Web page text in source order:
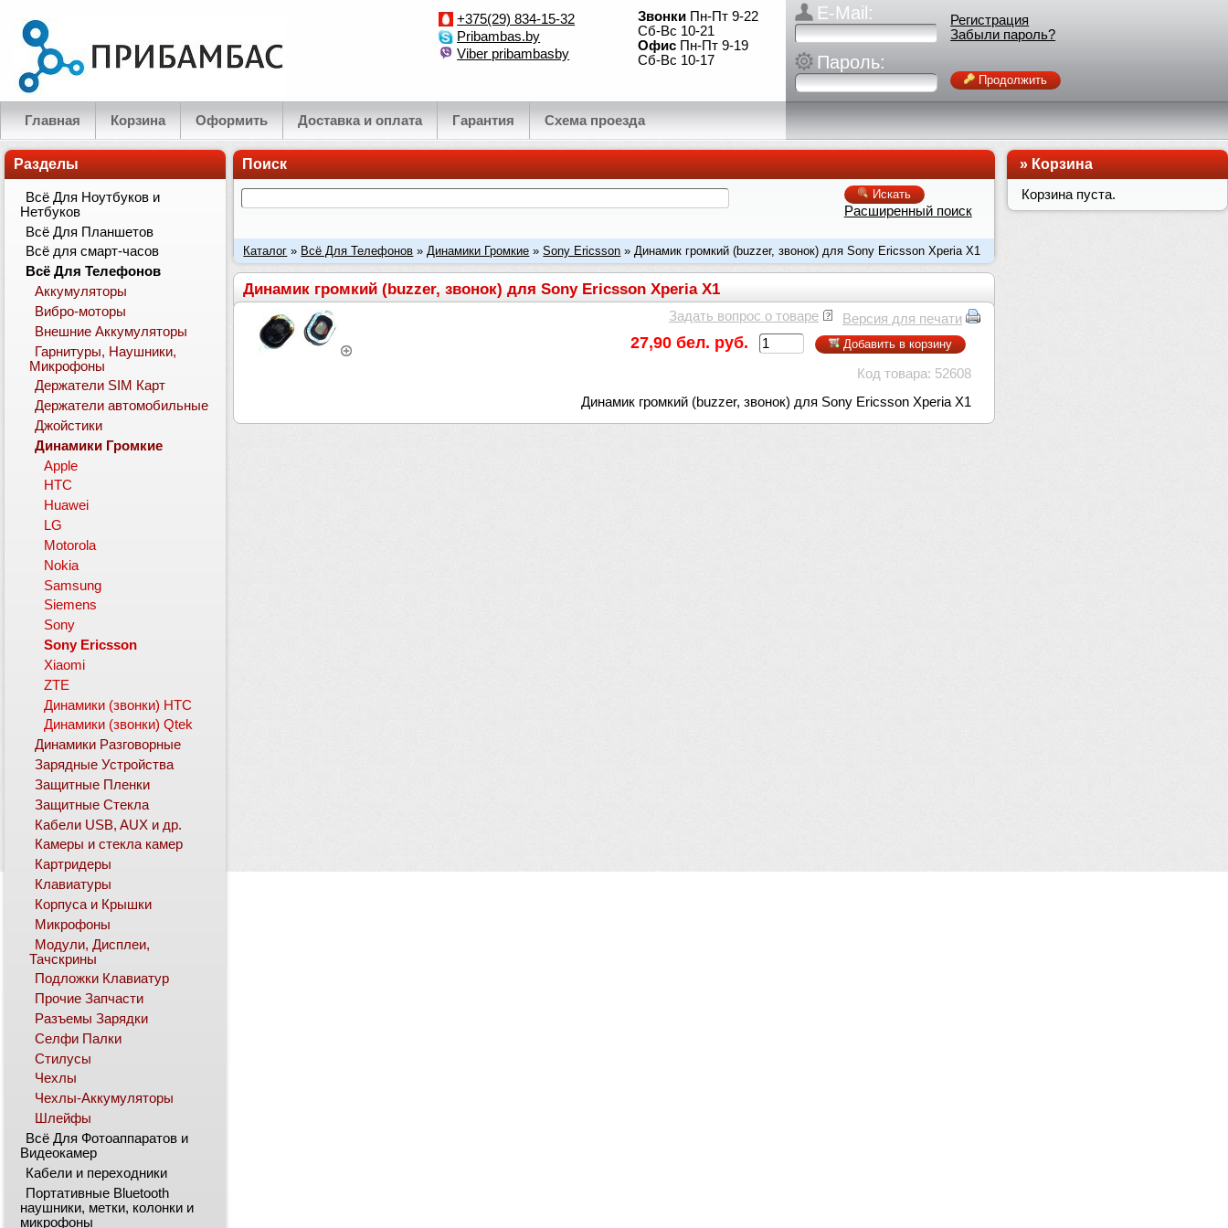
+375(29) 834-15-32
Pribambas.by
Viber pribambasby
Звонки Пн-Пт 9-22
Сб-Вс 10-21
Офис Пн-Пт 9-19
Сб-Вс 10-17
Главная Корзина Оформить Доставка и оплата Гарантия Схема проезда
E-Mail:
Пароль:
Регистрация
Забыли пароль?
Продолжить
Поиск
Искать
Расширенный поиск
Каталог » Всё Для Телефонов »Динамики Громкие »Sony Ericsson » Динамик громкий (buzzer, звонок) для Sony Ericsson Xperia X1
Динамик громкий (buzzer, звонок) для Sony Ericsson Xperia X1
Версия для печати
Задать вопрос о товаре
27,90 бел. руб. Добавить в корзину
Код товара: 52608
Динамик громкий (buzzer, звонок) для Sony Ericsson Xperia X1
Разделы
Всё Для Ноутбуков и
Нетбуков
Всё Для Планшетов
Всё для смарт-часов
Всё Для Телефонов
Аккумуляторы
Вибро-моторы
Внешние Аккумуляторы
Гарнитуры, Наушники,
Микрофоны
Держатели SIM Карт
Держатели автомобильные
Джойстики
Динамики Громкие
Apple
HTC
Huawei
LG
Motorola
Nokia
Samsung
Siemens
Sony
Sony Ericsson
Xiaomi
ZTE
Динамики (звонки) HTC
Динамики (звонки) Qtek
Динамики Разговорные
Зарядные Устройства
Защитные Пленки
Защитные Стекла
Кабели USB, AUX и др.
Камеры и стекла камер
Картридеры
Клавиатуры
Корпуса и Крышки
Микрофоны
Модули, Дисплеи,
Тачскрины
Подложки Клавиатур
Прочие Запчасти
Разъемы Зарядки
Селфи Палки
Стилусы
Чехлы
Чехлы-Аккумуляторы
Шлейфы
Всё Для Фотоаппаратов и
Видеокамер
Кабели и переходники
Портативные Bluetooth
наушники, метки, колонки и
микрофоны
»Корзина
Корзина пуста.